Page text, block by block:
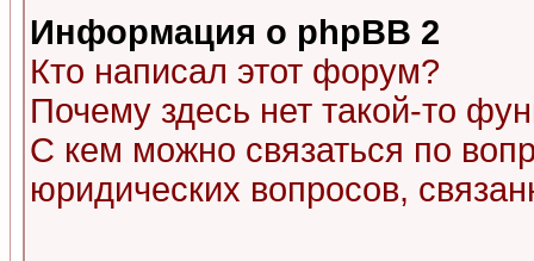
Информация о phpBB 2
Кто написал этот форум?
Почему здесь нет такой-то
С кем можно связаться по
юридических вопросов,